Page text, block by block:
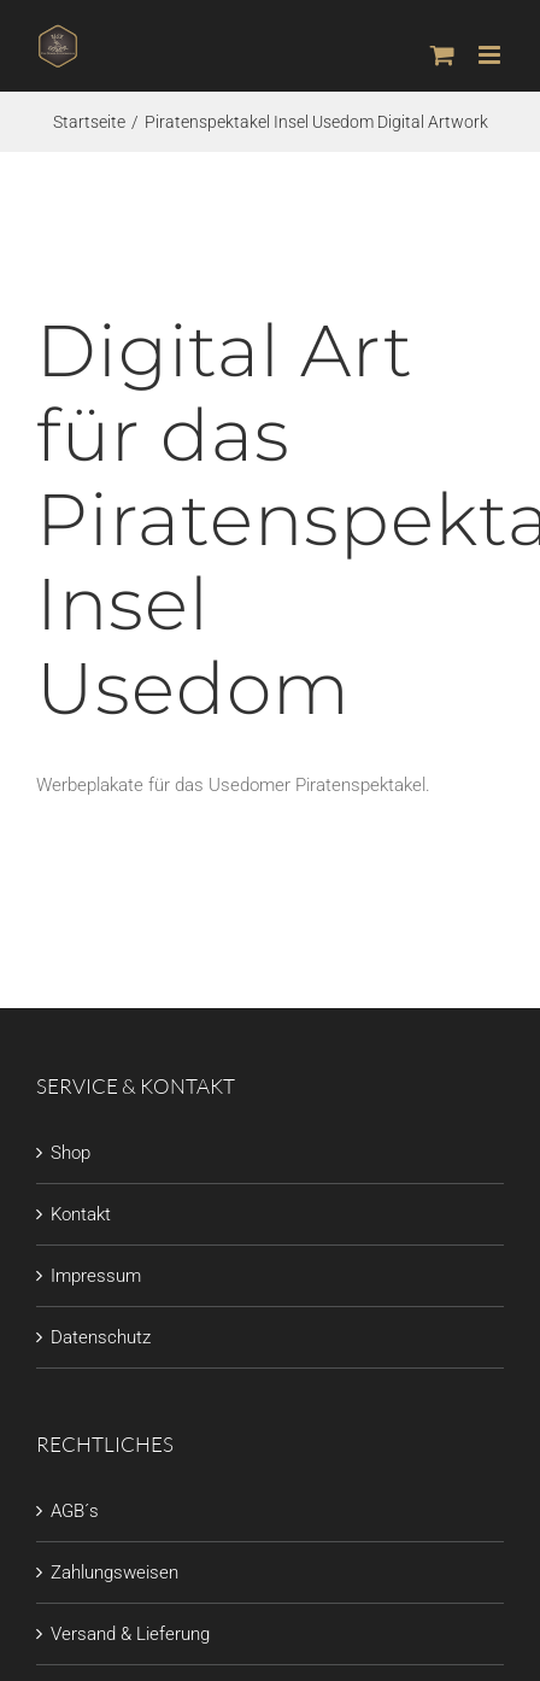
Inhalt
springen
Startseite Piratenspektakel Insel Usedom Digital Artwork
Digital Art
für das
Insel
Usedom
Werbeplakate für das Usedomer Piratenspektakel.
SERVICE & KONTAKT
Shop
Kontakt
Impressum
Datenschutz
RECHTLICHES
AGB´s
Zahlungsweisen
Versand & Lieferung